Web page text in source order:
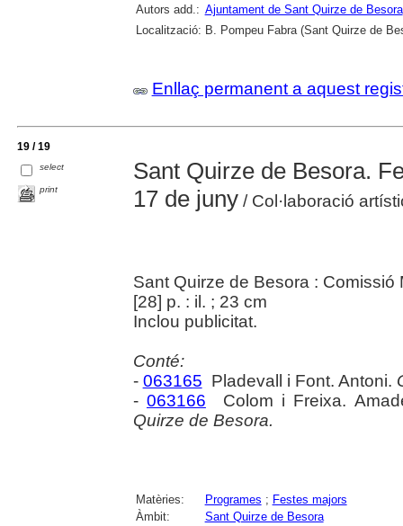
Autors add.: Ajuntament de Sant Quirze de Besora
Localització: B. Pompeu Fabra (Sant Quirze de
Enllaç permanent a aquest
19 / 19
select
print
Sant Quirze de Besora.
17 de juny/ Col·laboració
Sant Quirze de Besora :
[28] p. : il. ; 23 cm
Inclou publicitat.
Conté:
- 063165 Pladevall i Font. Antoni.
- 063166 Colom i Freixa.
Quirze de Besora.
Matèries: Programes ; Festes majors
Àmbit:
Sant Quirze de Besora